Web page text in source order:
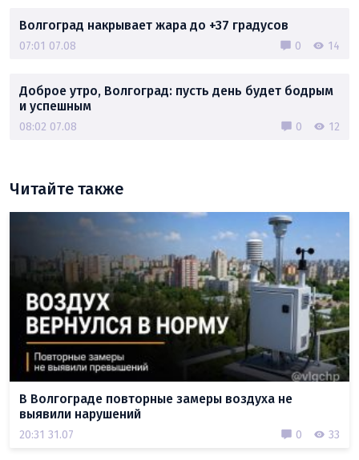
Волгоград накрывает жара до +37 градусов
07:01 07.08 0 14
Доброе утро, Волгоград: пусть день будет бодрым
и успешным
08:02 07.08 0 12
Читайте также
В Волгограде повторные замеры воздуха не
выявили нарушений
20:31 31.07 0 33